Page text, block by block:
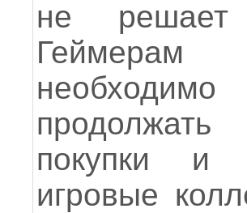
не решает
покупки и
игровые